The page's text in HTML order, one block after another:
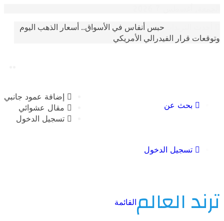
حبس أنفاس في الأسواق.. أسعار الذهب اليوم
قرار الفيدرالي الأمريكي
إضافة عمود جانبي
مقال عشوائي
تسجيل الدخول
بحث عن
تسجيل الدخول
العالمالقائمة